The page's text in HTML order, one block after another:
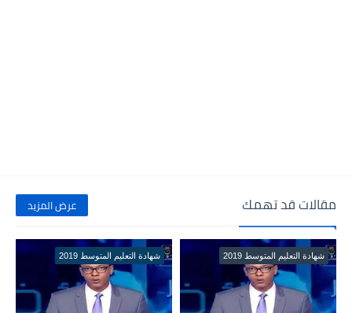
مقالات قد تهمك عرض المزيد
شهادة التعليم المتوسط 2019 شهادة التعليم المتوسط 2019